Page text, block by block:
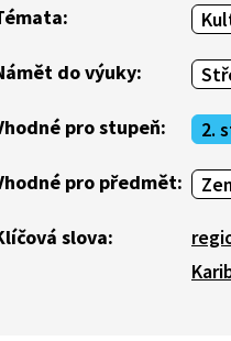
do výuky:
pro stupeň: 2.
pro předmět:
slova: